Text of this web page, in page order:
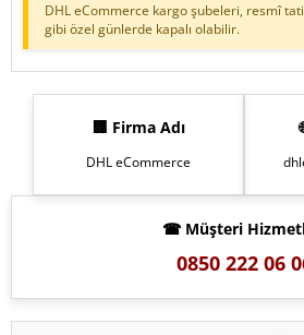
DHL eCommerce kargo şubeleri, resmî
gibi özel günlerde kapalı olabilir.
🏢 Firma Adı
DHL eCommerce
☎ Müşteri
0850 222 06